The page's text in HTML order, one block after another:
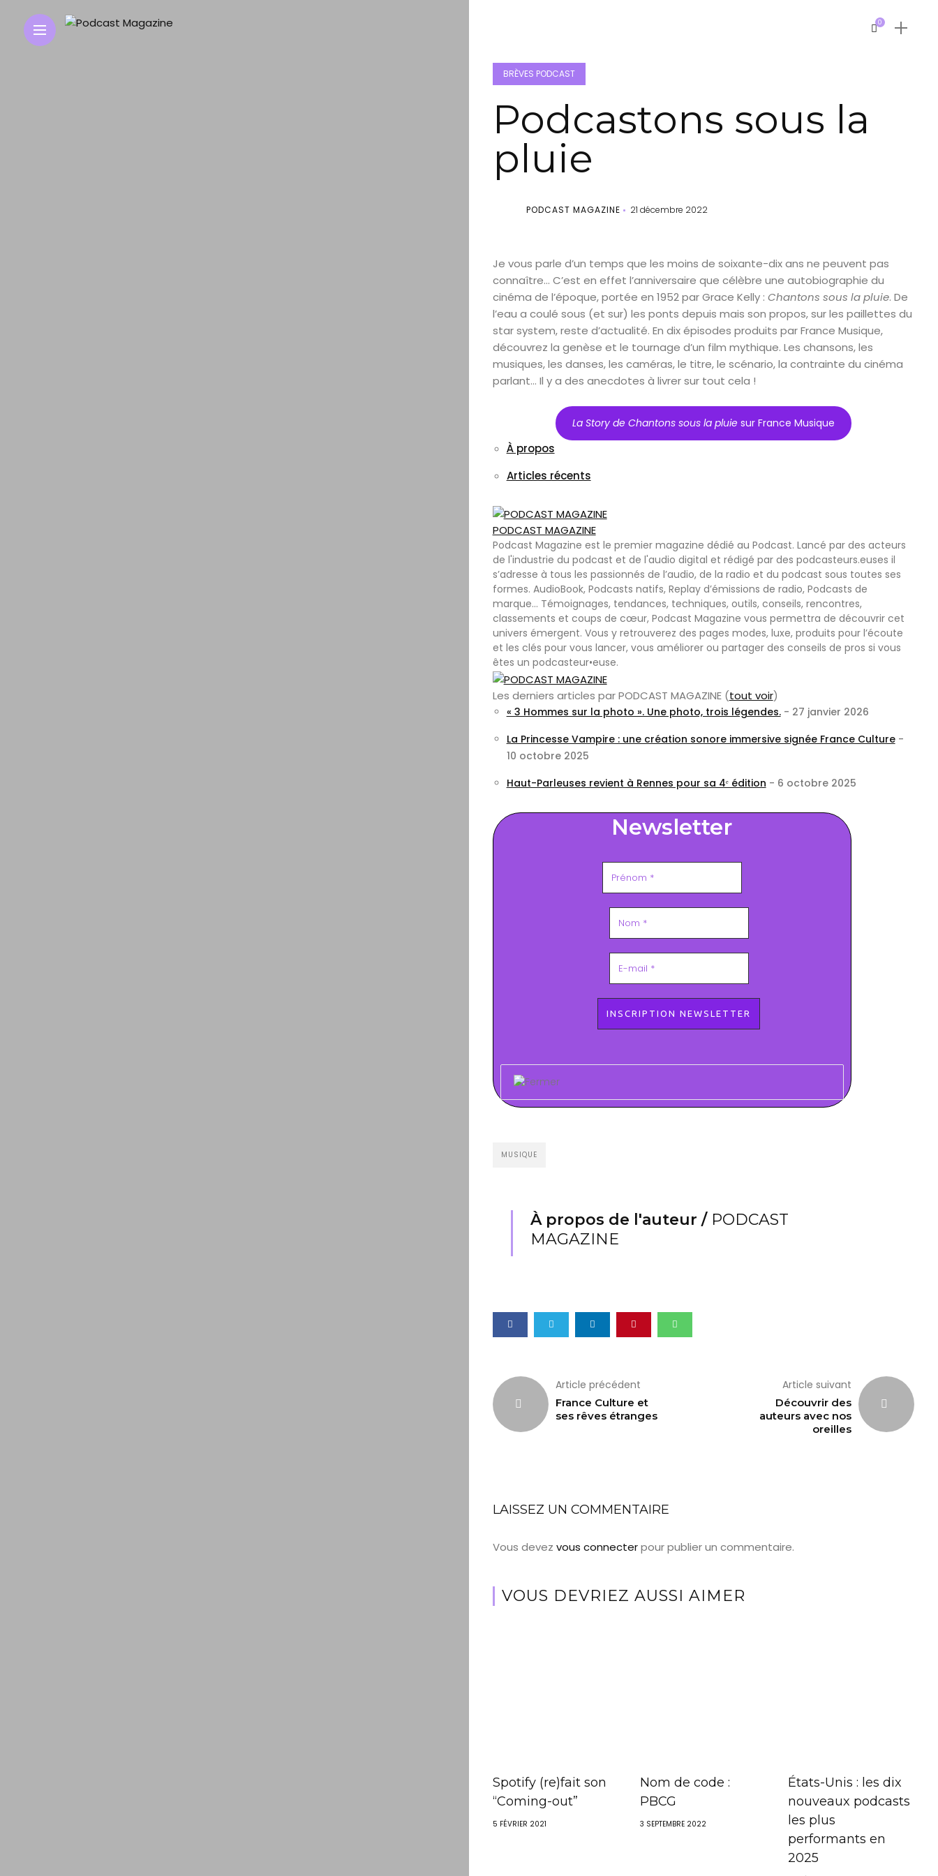
0
BRÈVES PODCAST
Podcastons sous la
pluie
PODCAST MAGAZINE 21 décembre 2022
Je vous parle d’un temps que les moins de soixante-dix ans ne peuvent pas
connaître… C’est en effet l’anniversaire que célèbre une autobiographie du
cinéma de l’époque, portée en 1952 par Grace Kelly : Chantons sous la pluie. De
l’eau a coulé sous (et sur) les ponts depuis mais son propos, sur les paillettes du
star system, reste d’actualité. En dix épisodes produits par France Musique,
découvrez la genèse et le tournage d’un film mythique. Les chansons, les
musiques, les danses, les caméras, le titre, le scénario, la contrainte du cinéma
parlant… Il y a des anecdotes à livrer sur tout cela !
La Story de Chantons sous la pluie sur France Musique
À propos
Articles récents
PODCAST MAGAZINE
Podcast Magazine est le premier magazine dédié au Podcast. Lancé par des acteurs
de l'industrie du podcast et de l'audio digital et rédigé par des podcasteurs.euses il
s’adresse à tous les passionnés de l’audio, de la radio et du podcast sous toutes ses
formes. AudioBook, Podcasts natifs, Replay d’émissions de radio, Podcasts de
marque… Témoignages, tendances, techniques, outils, conseils, rencontres,
classements et coups de cœur, Podcast Magazine vous permettra de découvrir cet
univers émergent. Vous y retrouverez des pages modes, luxe, produits pour l’écoute
et les clés pour vous lancer, vous améliorer ou partager des conseils de pros si vous
êtes un podcasteur•euse.
Les derniers articles par PODCAST MAGAZINE (tout voir)
« 3 Hommes sur la photo ». Une photo, trois légendes.- 27 janvier 2026
La Princesse Vampire : une création sonore immersive signée France Culture-
10 octobre 2025
Haut-Parleuses revient à Rennes pour sa 4ᵉ édition - 6 octobre 2025
Newsletter
MUSIQUE
À propos de l'auteur / PODCAST
MAGAZINE
Article précédent
France Culture et
ses rêves étranges
Article suivant
Découvrir des
auteurs avec nos
oreilles
LAISSEZ UN COMMENTAIRE
Vous devez vous connecterpour publier un commentaire.
VOUS DEVRIEZ AUSSI AIMER
Spotify (re)fait son
“Coming-out”
5 FÉVRIER 2021
Nom de code :
PBCG
3 SEPTEMBRE 2022
États-Unis : les dix
nouveaux podcasts
les plus
performants en
2025